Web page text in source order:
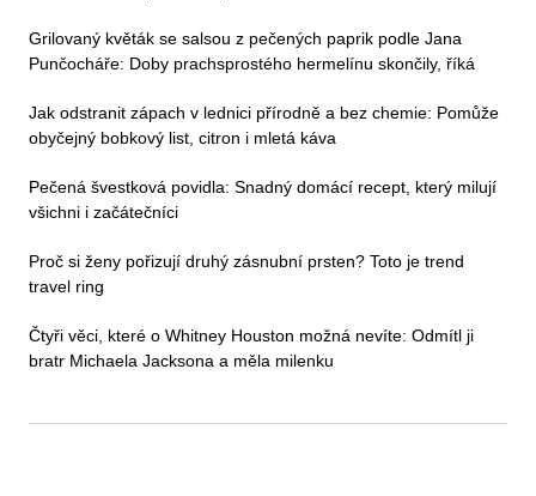
Grilovaný květák se salsou z pečených paprik podle Jana
Punčocháře: Doby prachsprostého hermelínu skončily, říká
Jak odstranit zápach v lednici přírodně a bez chemie: Pomůže
obyčejný bobkový list, citron i mletá káva
Pečená švestková povidla: Snadný domácí recept, který milují
všichni i začátečníci
Proč si ženy pořizují druhý zásnubní prsten? Toto je trend
travel ring
Čtyři věci, které o Whitney Houston možná nevíte: Odmítl ji
bratr Michaela Jacksona a měla milenku